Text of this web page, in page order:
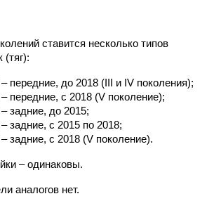
ставится несколько типов
(тяг):
передние, до 2018 ( и IV поколения);
передние, с 2018 (V поколение);
задние, до 2015;
задние, с 2015 по 2018;
задние, с 2018 (V поколение).
– одинаковы.
аналогов нет.